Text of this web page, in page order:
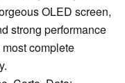
OLED screen,
strong performance
complete